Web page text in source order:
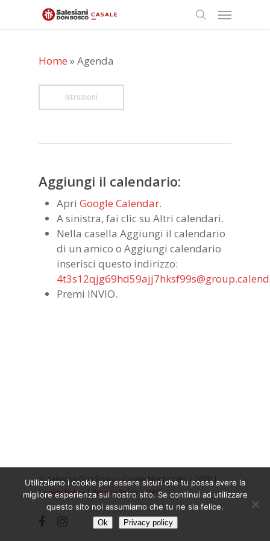
Menu
Home »Agenda
Istruzioni
Aggiungi il calendario:
Apri Google Calendar.
A sinistra, fai clic su Altri calendari.
Nella casella Aggiungi il calendario
di un amico o Aggiungi calendario
inserisci questo indirizzo:
Premi INVIO.
ⓒ Salesiani Don Bosco - Casale Monferrato | 2020 |
Cookie Policy|Privacy Policy|DPO
facebookinstagram
Utilizziamo i cookie per essere sicuri che tu possa avere la
migliore esperienza sul nostro sito. Se continui ad utilizzare
questo sito noi assumiamo che tu ne sia felice.
Ok Privacy policy